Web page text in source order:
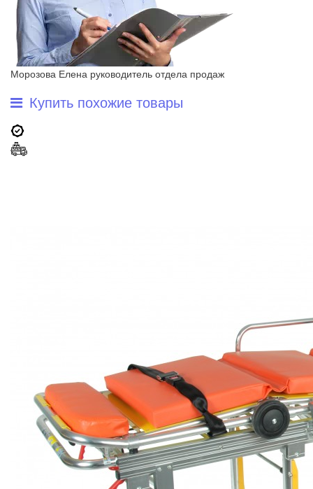
Морозова Елена руководитель отдела продаж
Купить похожие товары